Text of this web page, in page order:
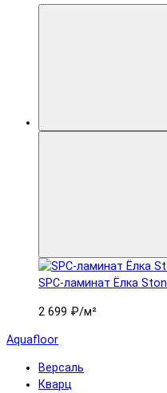
SPC-ламинат Ëлка
2 699 ₽/м²
Aquafloor
Версаль
Кварц